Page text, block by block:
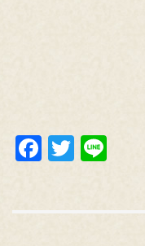
Facebook
Twitter